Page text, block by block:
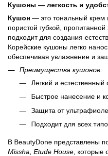
Кушоны — легкость и
Кушон — это тональный крем
пористой губкой,
подходит для создания
Корейские кушоны легко
обеспечивая увлажнение и
Преимущества кушонов:
Легкий и
Быстрое нанесение и
Защита от
Подходит для всех
В BeautyDone представлены
Missha, Etude House , которые